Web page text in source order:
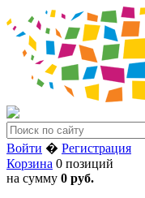
Войти � Регистрация
Корзина 0 позиций
на сумму 0 руб.